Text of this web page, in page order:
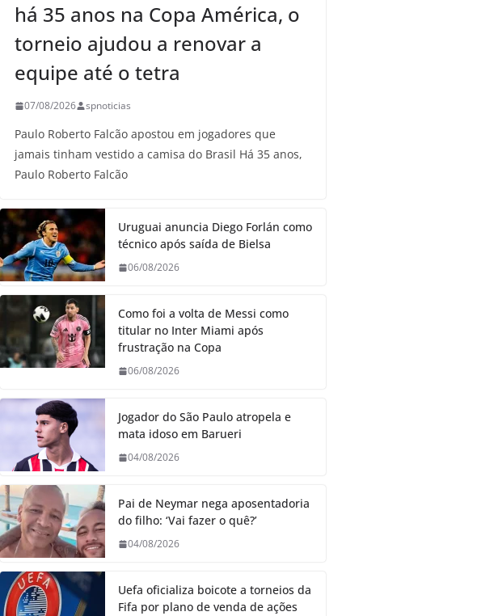
há 35 anos na Copa América, o
torneio ajudou a renovar a
equipe até o tetra
07/08/2026 spnoticias
Paulo Roberto Falcão apostou em jogadores que
jamais tinham vestido a camisa do Brasil Há 35 anos,
Paulo Roberto Falcão
Uruguai anuncia Diego Forlán como
técnico após saída de Bielsa
06/08/2026
Como foi a volta de Messi como
titular no Inter Miami após
frustração na Copa
06/08/2026
Jogador do São Paulo atropela e
mata idoso em Barueri
04/08/2026
Pai de Neymar nega aposentadoria
do filho: ‘Vai fazer o quê?’
04/08/2026
Uefa oficializa boicote a torneios da
Fifa por plano de venda de ações